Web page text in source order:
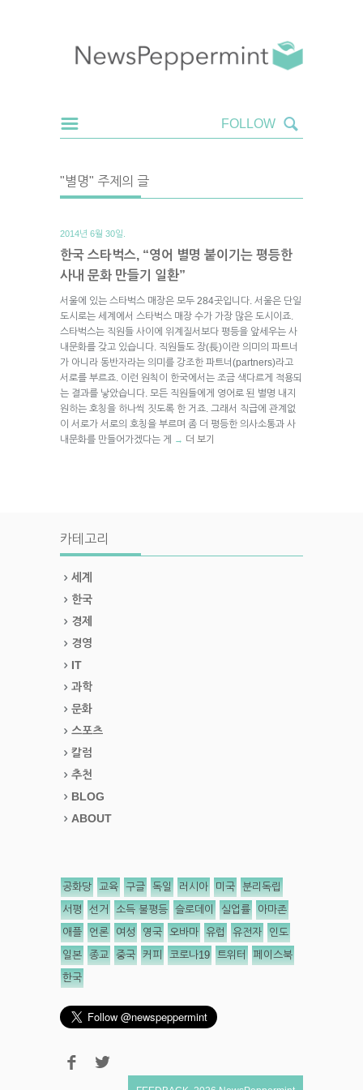
"별명" 주제의 글
2014년 6월 30일.
한국 스타벅스, “영어 별명 붙이기는 평등한
사내 문화 만들기 일환”
서울에 있는 스타벅스 매장은 모두 284곳입니다. 서울은 단일
도시로는 세계에서 스타벅스 매장 수가 가장 많은 도시이죠.
스타벅스는 직원들 사이에 위계질서보다 평등을 앞세우는 사
내문화를 갖고 있습니다. 직원들도 장(長)이란 의미의 파트너
가 아니라 동반자라는 의미를 강조한 파트너(partners)라고
서로를 부르죠. 이런 원칙이 한국에서는 조금 색다르게 적용되
는 결과를 낳았습니다. 모든 직원들에게 영어로 된 별명 내지
원하는 호칭을 하나씩 짓도록 한 거죠. 그래서 직급에 관계없
이 서로가 서로의 호칭을 부르며 좀 더 평등한 의사소통과 사
내문화를 만들어가겠다는 게
→ 더 보기
카테고리
세계
한국
경제
경영
IT
과학
문화
스포츠
칼럼
추천
BLOG
ABOUT
공화당 교육 구글 독일 러시아 미국 분리독립
서평 선거 소득 불평등 슬로데이 실업률 아마존
애플 언론 여성 영국 오바마 유럽 유전자 인도
일본 종교 중국 커피 코로나19 트위터 페이스북
한국